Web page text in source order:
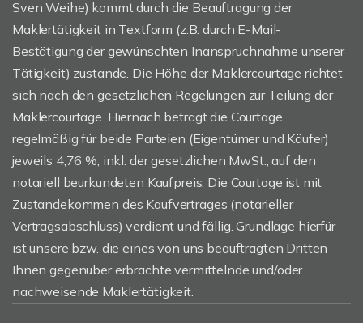
Sven Weihe) kommt durch die Beauftragung der
Maklertätigkeit in Textform (z.B. durch E-Mail-
Bestätigung der gewünschten Inanspruchnahme unserer
Tätigkeit) zustande. Die Höhe der Maklercourtage richtet
sich nach den gesetzlichen Regelungen zur Teilung der
Maklercourtage. Hiernach beträgt die Courtage
regelmäßig für beide Parteien (Eigentümer und Käufer)
jeweils 4,76 %, inkl. der gesetzlichen MwSt., auf den
notariell beurkundeten Kaufpreis. Die Courtage ist mit
Zustandekommen des Kaufvertrages (notarieller
Vertragsabschluss) verdient und fällig. Grundlage hierfür
ist unsere bzw. die eines von uns beauftragten Dritten
Ihnen gegenüber erbrachte vermittelnde und/oder
nachweisende Maklertätigkeit.